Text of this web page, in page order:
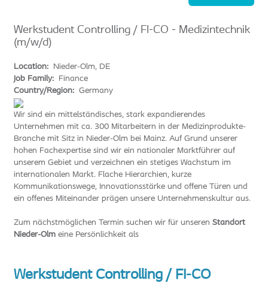
Werkstudent Controlling / FI-CO - Medizintechnik
(m/w/d)
Location: Nieder-Olm, DE
Job Family: Finance
Country/Region: Germany
Wir sind ein mittelständisches, stark expandierendes
Unternehmen mit ca. 300 Mitarbeitern in der Medizinprodukte-
Branche mit Sitz in Nieder-Olm bei Mainz. Auf Grund unserer
hohen Fachexpertise sind wir ein nationaler Marktführer auf
unserem Gebiet und verzeichnen ein stetiges Wachstum im
internationalen Markt. Flache Hierarchien, kurze
Kommunikationswege, Innovationsstärke und offene Türen und
ein offenes Miteinander prägen unsere Unternehmenskultur aus.
Zum nächstmöglichen Termin suchen wir für unseren Standort
Nieder-Olm eine Persönlichkeit als
Werkstudent Controlling / FI-CO